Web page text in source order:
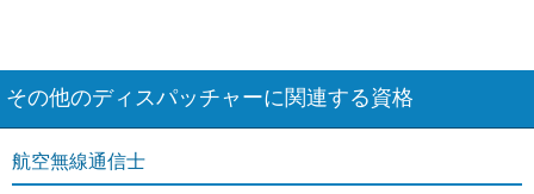
その他のディスパッチャーに関連する資格
航空無線通信士